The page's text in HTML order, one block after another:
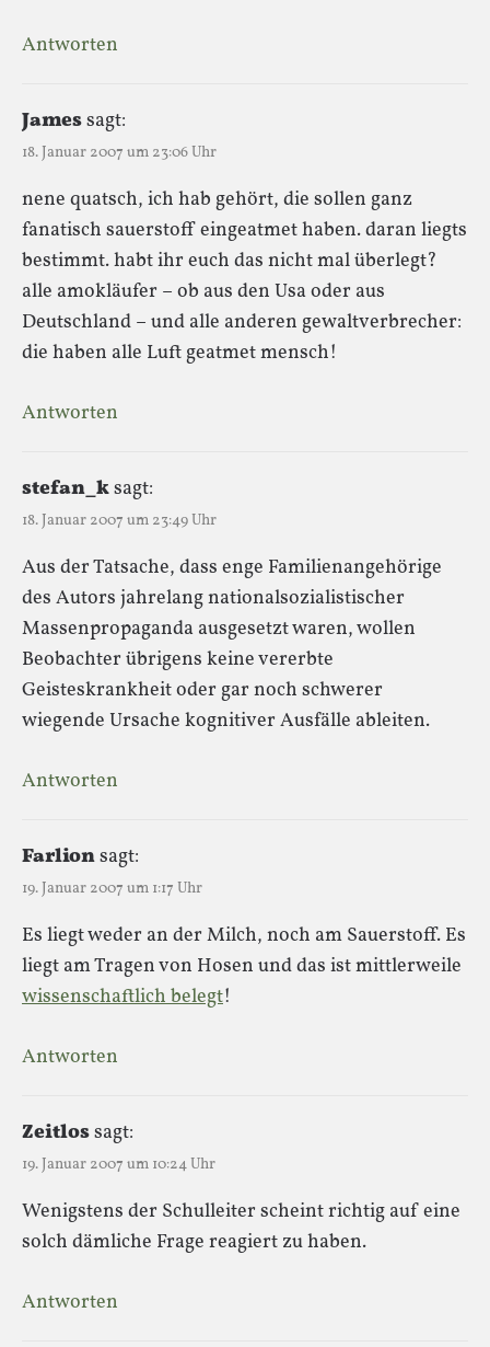
Antworten
Jamessagt:
18. Januar 2007 um 23:06 Uhr
nene quatsch, ich hab gehört, die sollen ganz
fanatisch sauerstoff eingeatmet haben. daran liegts
bestimmt. habt ihr euch das nicht mal überlegt?
alle amokläufer – ob aus den Usa oder aus
Deutschland – und alle anderen gewaltverbrecher:
die haben alle Luft geatmet mensch!
Antworten
stefan_ksagt:
18. Januar 2007 um 23:49 Uhr
Aus der Tatsache, dass enge Familienangehörige
des Autors jahrelang nationalsozialistischer
Massenpropaganda ausgesetzt waren, wollen
Beobachter übrigens keine vererbte
Geisteskrankheit oder gar noch schwerer
wiegende Ursache kognitiver Ausfälle ableiten.
Antworten
Farlionsagt:
19. Januar 2007 um 1:17 Uhr
Es liegt weder an der Milch, noch am Sauerstoff. Es
liegt am Tragen von Hosen und das ist mittlerweile
wissenschaftlich belegt!
Antworten
Zeitlossagt:
19. Januar 2007 um 10:24 Uhr
Wenigstens der Schulleiter scheint richtig auf eine
solch dämliche Frage reagiert zu haben.
Antworten